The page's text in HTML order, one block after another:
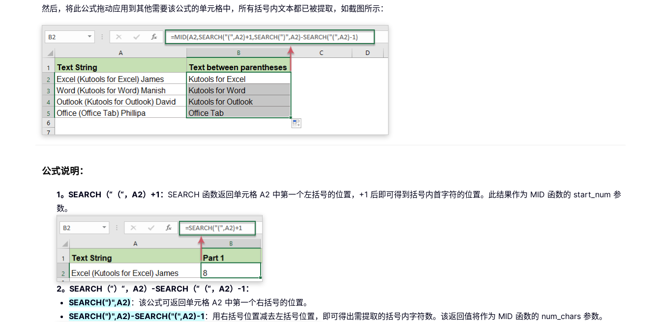
然后，将此公式拖动应用到其他需要该公式的单元格中，所有括号内文本都已被提取，如截图所示：
公式说明：
1。SEARCH（“（“，A2）+1： SEARCH 函数返回单元格 A2 中第一个左括号的位置，+1 后即可得到括号内首字符的位置。此结果作为 MID 函数的 start_num 参
数。
2。SEARCH（“）“，A2）-SEARCH（“（“，A2）-1：
SEARCH(")",A2) ：该公式可返回单元格 A2 中第一个右括号的位置。
SEARCH(")",A2)-SEARCH("(",A2)-1 ：用右括号位置减去左括号位置，即可得出需提取的括号内字符数。该返回值将作为 MID 函数的 num_chars 参数。